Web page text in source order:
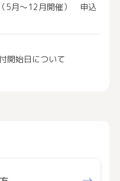
5月～12月開催） 申込
開始日について